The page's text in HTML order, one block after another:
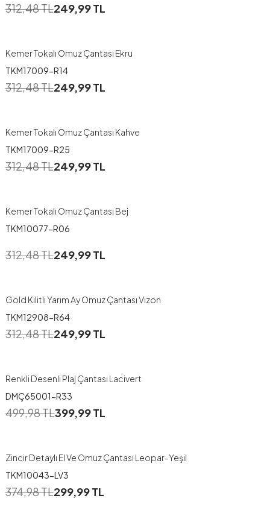
312,48TL249,99TL
Kemer Tokalı Omuz Çantası Ekru
TKM17009-R14
312,48TL249,99TL
Kemer Tokalı Omuz Çantası Kahve
TKM17009-R25
312,48TL249,99TL
Kemer Tokalı Omuz Çantası Bej
TKM10077-R06
312,48TL249,99TL
Gold Kilitli Yarım Ay Omuz Çantası Vizon
TKM12908-R64
312,48TL249,99TL
Renkli Desenli Plaj Çantası Lacivert
DMÇ65001-R33
499,98TL399,99TL
Zincir Detaylı El Ve Omuz Çantası Leopar-Yeşil
TKM10043-LV3
374,98TL299,99TL